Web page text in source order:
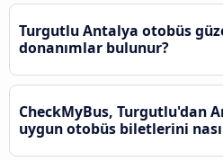
Turgutlu Antalya otobüs
donanımlar bulunur?
CheckMyBus, Turgutlu'dan
uygun otobüs biletlerini